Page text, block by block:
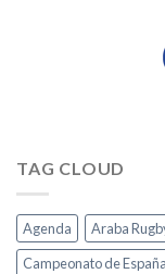
TAG CLOUD
Agenda Araba
Campeonato de España